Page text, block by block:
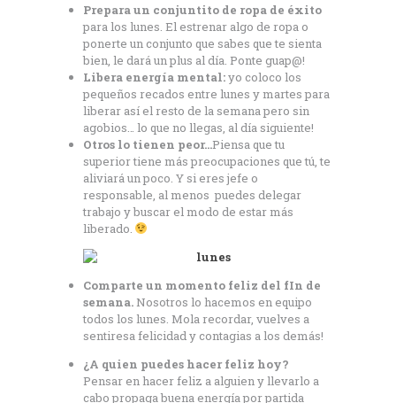
Prepara un conjuntito de ropa de éxito
para los lunes. El estrenar algo de ropa o
ponerte un conjunto que sabes que te sienta
bien, le dará un plus al día. Ponte guap@!
Libera energía mental:yo coloco los
pequeños recados entre lunes y martes para
liberar así el resto de la semana pero sin
agobios… lo que no llegas, al día siguiente!
Otros lo tienen peor…Piensa que tu
superior tiene más preocupaciones que tú, te
aliviará un poco. Y si eres jefe o
responsable, al menos puedes delegar
trabajo y buscar el modo de estar más
liberado.
Comparte un momento feliz del fIn de
semana.Nosotros lo hacemos en equipo
todos los lunes. Mola recordar, vuelves a
sentiresa felicidad y contagias a los demás!
¿A quien puedes hacer feliz hoy?
Pensar en hacer feliz a alguien y llevarlo a
cabo propaga buena energía por partida